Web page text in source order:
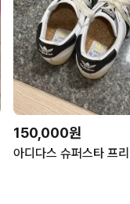
150,000원